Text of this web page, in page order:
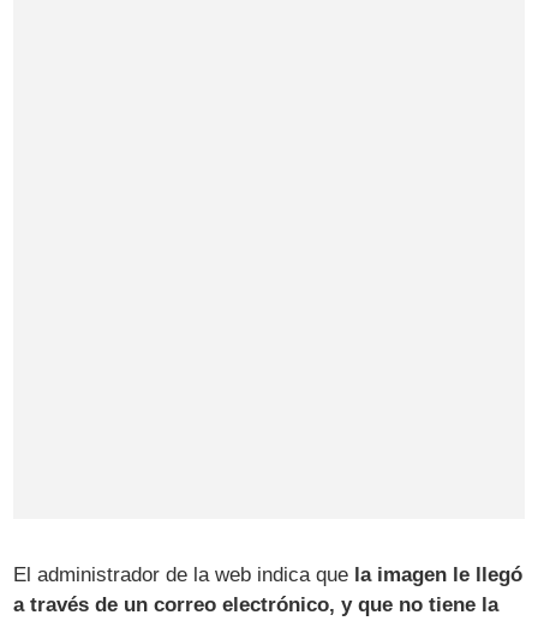
El administrador de la web indica que la imagen le llegó
a través de un correo electrónico, y que no tiene la